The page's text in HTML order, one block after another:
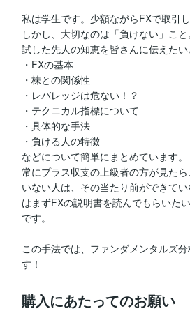
私は学生です。少額ながらFXで取引
しかし、大切なのは「負けない」こ
試した先人の知恵を皆さんに伝えた
・FXの基本
・株との関係性
・レバレッジは危ない！？
・テクニカル指標について
・具体的な手法
・負ける人の特徴
などについて簡単にまとめています。
常にプラス収支の上級者の方が見た
いない人は、その当たり前ができて
はまずFXの説明書を読んでもらいた
です。
この手法では、ファンダメンタルズ
す！
購入にあたってのお願い